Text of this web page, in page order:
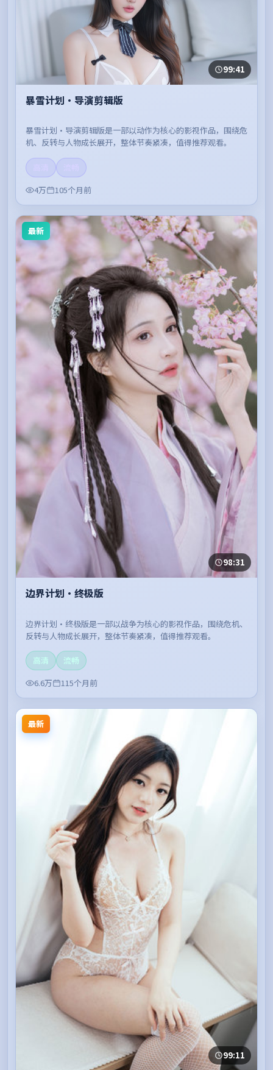
99:41
暴雪计划·导演剪辑版
暴雪计划·导演剪辑版是一部以动作为核心的影视作品，围绕危
机、反转与人物成长展开，整体节奏紧凑，值得推荐观看。
4万
105个月前
最新
98:31
边界计划·终极版
边界计划·终极版是一部以战争为核心的影视作品，围绕危机、
反转与人物成长展开，整体节奏紧凑，值得推荐观看。
高清
流畅
6.6万
115个月前
最新
99:11